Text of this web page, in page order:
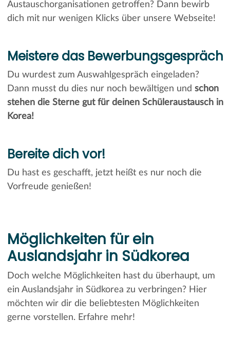
Austauschorganisationen getroffen? Dann bewirb
dich mit nur wenigen Klicks über unsere Webseite!
Meistere das Bewerbungsgespräch
Du wurdest zum Auswahlgespräch eingeladen?
Dann musst du dies nur noch bewältigen und schon
stehen die Sterne gut für deinen Schüleraustausch in
Korea!
Bereite dich vor!
Du hast es geschafft, jetzt heißt es nur noch die
Vorfreude genießen!
Möglichkeiten für ein
Auslandsjahr in Südkorea
Doch welche Möglichkeiten hast du überhaupt, um
ein Auslandsjahr in Südkorea zu verbringen? Hier
möchten wir dir die beliebtesten Möglichkeiten
gerne vorstellen. Erfahre mehr!